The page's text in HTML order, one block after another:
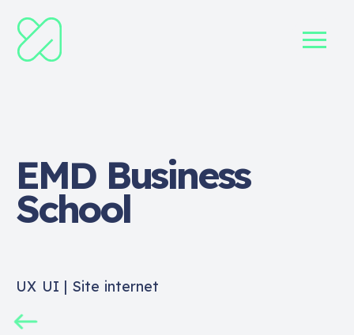
EMD Business
School
UX UI | Site internet